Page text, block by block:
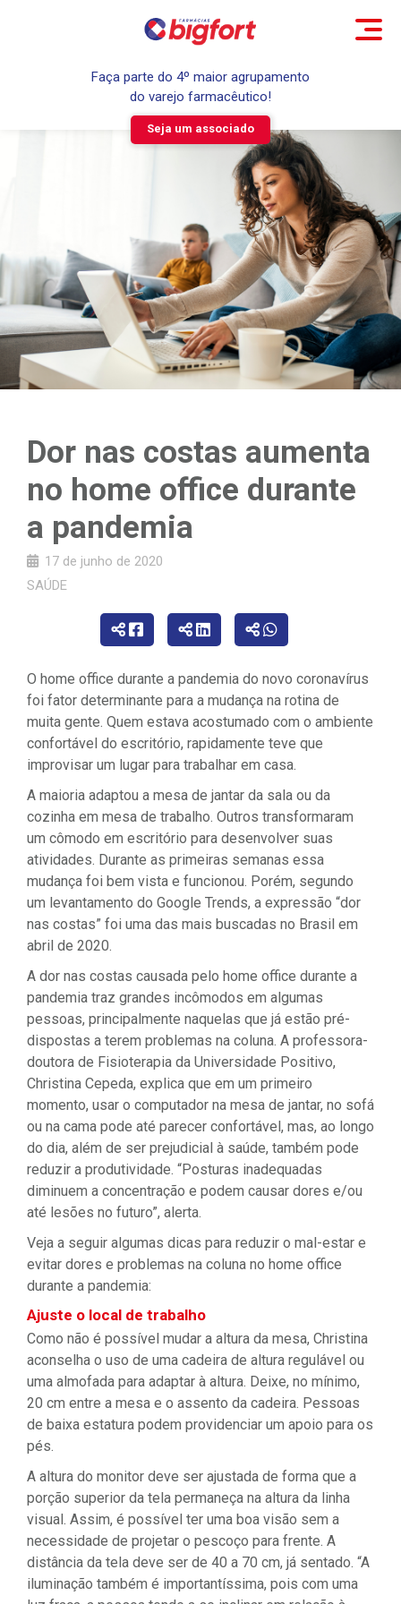
Faça parte do 4º maior agrupamento
do varejo farmacêutico!
Seja um associado
Dor nas costas aumenta
no home office durante
a pandemia
17 de junho de 2020
SAÚDE
O home office durante a pandemia do novo coronavírus
foi fator determinante para a mudança na rotina de
muita gente. Quem estava acostumado com o ambiente
confortável do escritório, rapidamente teve que
improvisar um lugar para trabalhar em casa.
A maioria adaptou a mesa de jantar da sala ou da
cozinha em mesa de trabalho. Outros transformaram
um cômodo em escritório para desenvolver suas
atividades. Durante as primeiras semanas essa
mudança foi bem vista e funcionou. Porém, segundo
um levantamento do Google Trends, a expressão “dor
nas costas” foi uma das mais buscadas no Brasil em
abril de 2020.
A dor nas costas causada pelo home office durante a
pandemia traz grandes incômodos em algumas
pessoas, principalmente naquelas que já estão pré-
dispostas a terem problemas na coluna. A professora-
doutora de Fisioterapia da Universidade Positivo,
Christina Cepeda, explica que em um primeiro
momento, usar o computador na mesa de jantar, no sofá
ou na cama pode até parecer confortável, mas, ao longo
do dia, além de ser prejudicial à saúde, também pode
reduzir a produtividade. “Posturas inadequadas
diminuem a concentração e podem causar dores e/ou
até lesões no futuro”, alerta.
Veja a seguir algumas dicas para reduzir o mal-estar e
evitar dores e problemas na coluna no home office
durante a pandemia:
Ajuste o local de trabalho
Como não é possível mudar a altura da mesa, Christina
aconselha o uso de uma cadeira de altura regulável ou
uma almofada para adaptar à altura. Deixe, no mínimo,
20 cm entre a mesa e o assento da cadeira. Pessoas
de baixa estatura podem providenciar um apoio para os
pés.
A altura do monitor deve ser ajustada de forma que a
porção superior da tela permaneça na altura da linha
visual. Assim, é possível ter uma boa visão sem a
necessidade de projetar o pescoço para frente. A
distância da tela deve ser de 40 a 70 cm, já sentado. “A
iluminação também é importantíssima, pois com uma